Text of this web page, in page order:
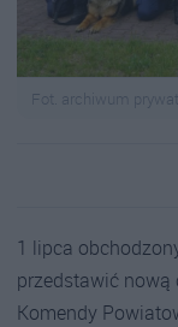
Fot. archiwum
1 lipca
przedstawić
Komendy